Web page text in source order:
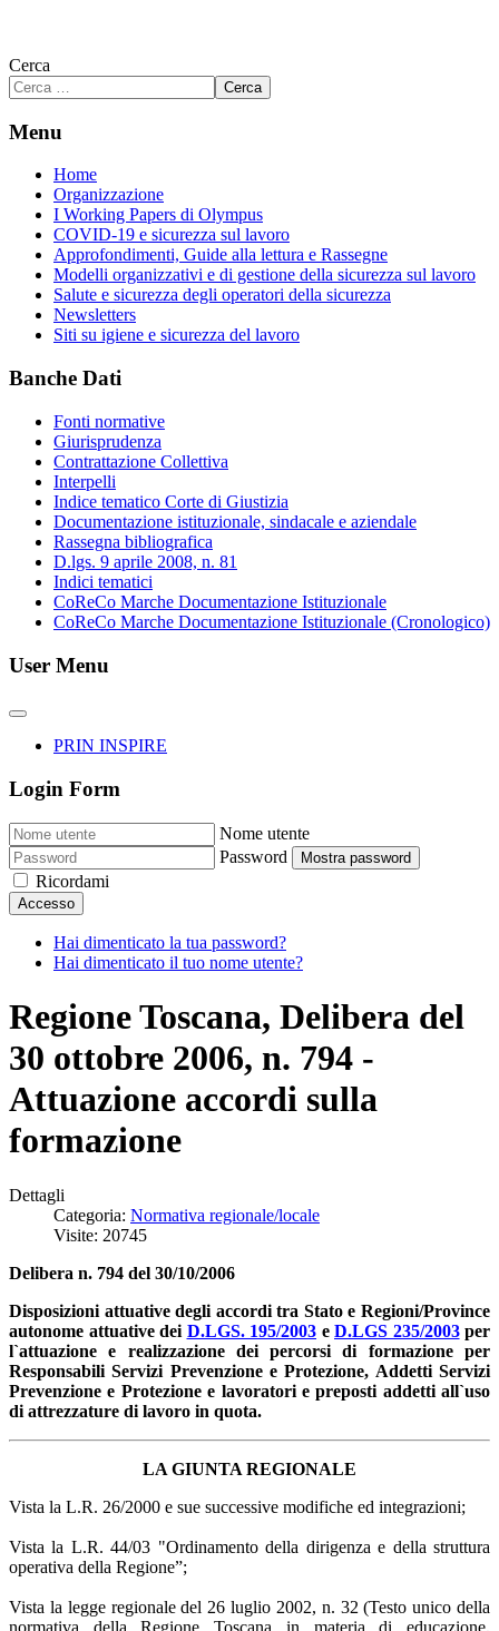
Cerca
Cerca
Menu
Home
Organizzazione
I Working Papers di Olympus
COVID-19 e sicurezza sul lavoro
Approfondimenti, Guide alla lettura e Rassegne
Modelli organizzativi e di gestione della sicurezza sul lavoro
Salute e sicurezza degli operatori della sicurezza
Newsletters
Siti su igiene e sicurezza del lavoro
Banche Dati
Fonti normative
Giurisprudenza
Contrattazione Collettiva
Interpelli
Indice tematico Corte di Giustizia
Documentazione istituzionale, sindacale e aziendale
Rassegna bibliografica
D.lgs. 9 aprile 2008, n. 81
Indici tematici
CoReCo Marche Documentazione Istituzionale
CoReCo Marche Documentazione Istituzionale (Cronologico)
User Menu
PRIN INSPIRE
Login Form
Nome utente
Password
Mostra password
Ricordami
Accesso
Hai dimenticato la tua password?
Hai dimenticato il tuo nome utente?
Regione Toscana, Delibera del
30 ottobre 2006, n. 794 -
Attuazione accordi sulla
formazione
Dettagli
Categoria: Normativa regionale/locale
Visite: 20745
Delibera n. 794 del 30/10/2006
Disposizioni attuative degli accordi tra Stato e Regioni/Province
autonome attuative dei D.LGS. 195/2003 e D.LGS 235/2003per
l`attuazione e realizzazione dei percorsi di formazione per
Responsabili Servizi Prevenzione e Protezione, Addetti Servizi
Prevenzione e Protezione e lavoratori e preposti addetti all`uso
di attrezzature di lavoro in quota.
LA GIUNTA REGIONALE
Vista la L.R. 26/2000 e sue successive modifiche ed integrazioni;
Vista la L.R. 44/03 "Ordinamento della dirigenza e della struttura
operativa della Regione”;
Vista la legge regionale del 26 luglio 2002, n. 32 (Testo unico della
normativa della Regione Toscana in materia di educazione,